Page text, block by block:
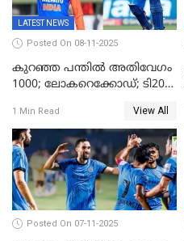
LATEST NEWS
Posted On 08-11-2025
കുറഞ്ഞ പന്തിൽ അതിവേഗം
1000; ലോകറെക്കോഡ്; ടി20
അപൂര്‍വനേട്ടവുമായി
അഭിഷേക് ശർമ
1 Min Read View All
Posted On 07-11-2025